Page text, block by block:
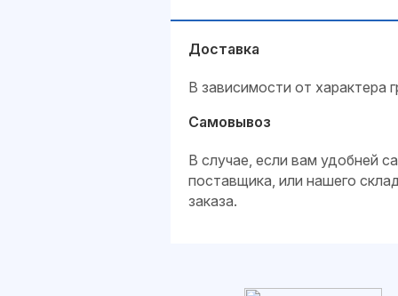
Доставка
В зависимости от характера
Самовывоз
В случае, если вам удобней
поставщика, или нашего
заказа.